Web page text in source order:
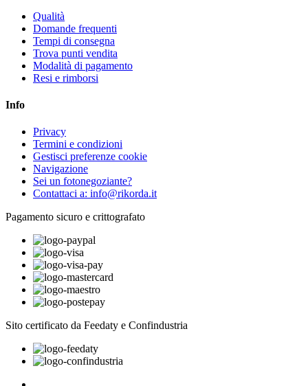
Qualità
Domande frequenti
Tempi di consegna
Trova punti vendita
Modalità di pagamento
Resi e rimborsi
Info
Privacy
Termini e condizioni
Gestisci preferenze cookie
Navigazione
Sei un fotonegoziante?
Contattaci a: info@rikorda.it
Pagamento sicuro e crittografato
Sito certificato da Feedaty e Confindustria